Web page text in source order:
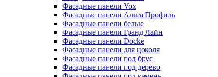
Фасадные панели Vox
Фасадные панели Альта Профиль
Фасадные панели белые
Фасадные панели Гранд Лайн
Фасадные панели Docke
Фасадные панели для цоколя
Фасадные панели под брус
Фасадные панели под дерево